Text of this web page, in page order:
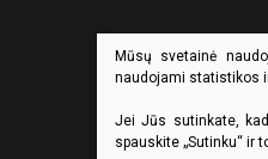
Mūsų svetainė
naudojami statistikos
Jei Jūs sutinkate,
spauskite „Sutinku“ ir